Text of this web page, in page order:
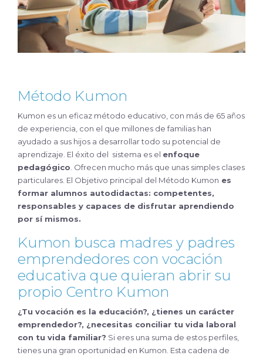
Método Kumon
Kumon es un eficaz método educativo, con más de 65 años
de experiencia, con el que millones de familias han
ayudado a sus hijos a desarrollar todo su potencial de
aprendizaje. El éxito del sistema es el enfoque
pedagógico . Ofrecen mucho más que unas simples clases
particulares. El Objetivo principal del Método Kumon es
formar alumnos autodidactas: competentes,
responsables y capaces de disfrutar aprendiendo
por sí mismos.
Kumon busca madres y padres
emprendedores con vocación
educativa que quieran abrir su
propio Centro Kumon
¿Tu vocación es la educación?, ¿tienes un carácter
emprendedor?, ¿necesitas conciliar tu vida laboral
con tu vida familiar? Si eres una suma de estos perfiles,
tienes una gran oportunidad en Kumon. Esta cadena de